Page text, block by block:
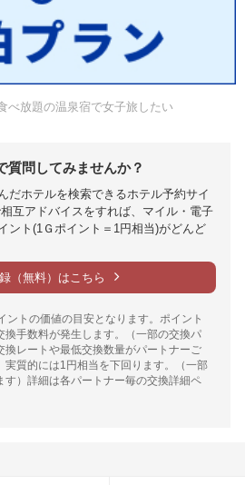
べ放題の温泉宿で女子旅したい
質問してみませんか？
だホテルを検索できるホテル予約サイ
互アドバイスをすれば、マイル・電子
ント(1Ｇポイント＝1円相当)がどんど
（無料）はこちら
トの価値の目安となります。ポイント
換手数料が発生します。（一部の交換パ
換レートや最低交換数量がパートナーご
実質的には1円相当を下回ります。（一部
す）詳細は各パートナー毎の交換詳細ペ